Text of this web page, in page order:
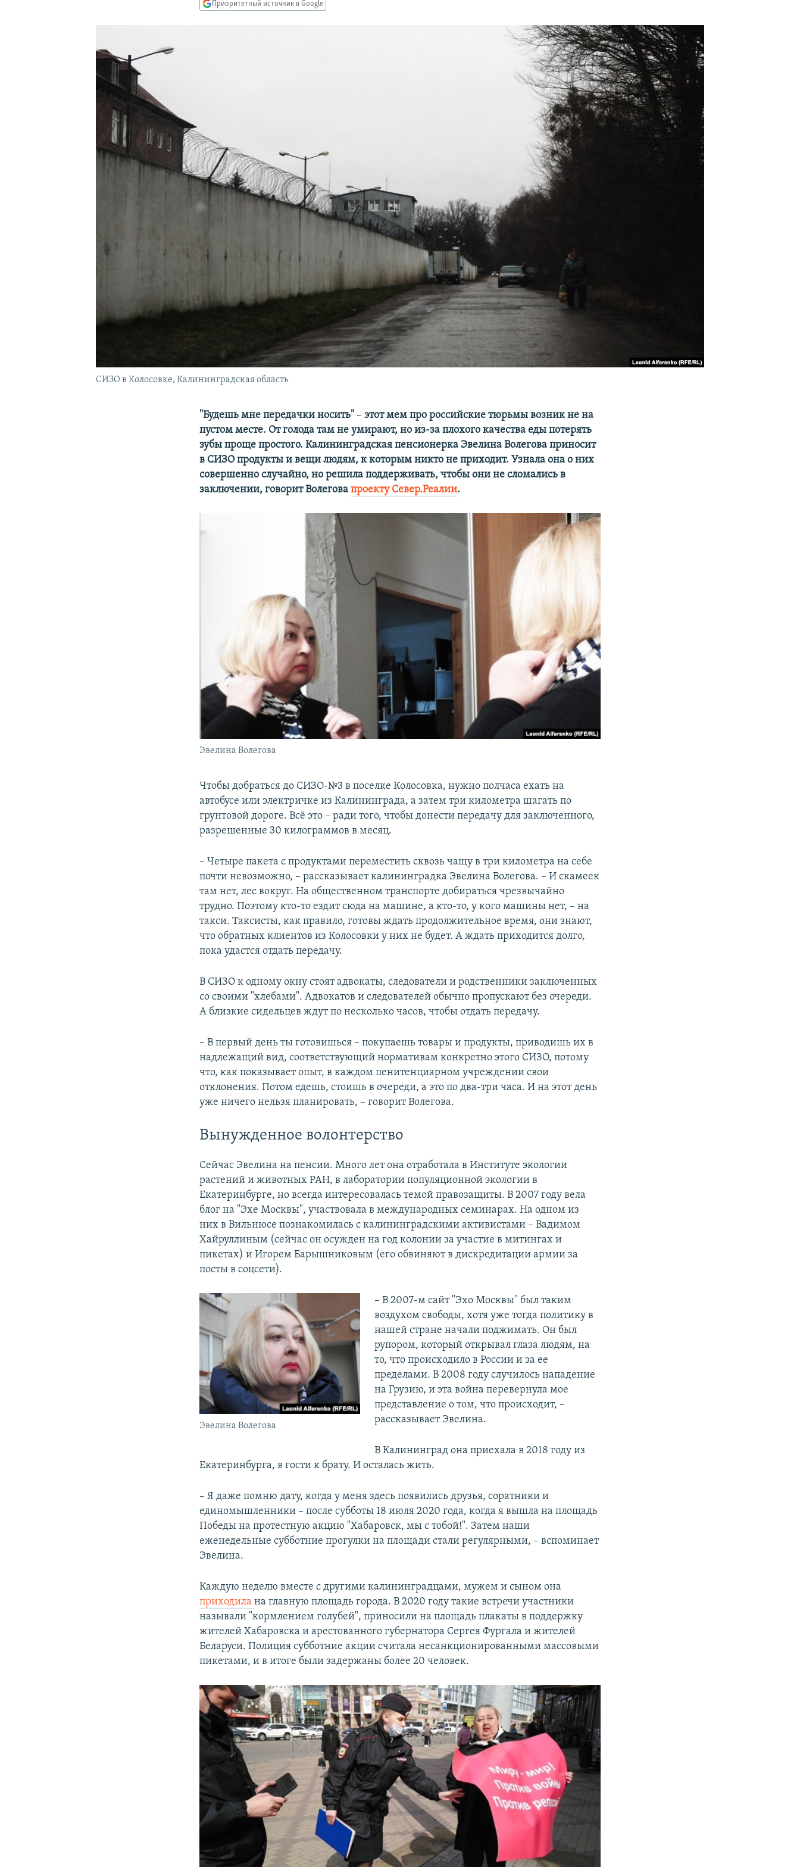
Приоритетный источник в Google
СИЗО в Колосовке, Калининградская область
"Будешь мне передачки носить" – этот мем про российские тюрьмы возник не на
пустом месте. От голода там не умирают, но из-за плохого качества еды потерять
зубы проще простого. ​Калининградскаяпенсионерка Эвелина Волеговаприносит
в СИЗОпродукты и вещи людям, к которым никто не приходит. Узнала она о них
совершенно случайно, но решила поддерживать, чтобы они не сломались в
заключении, говорит Волеговапроекту Север.Реалии.
Эвелина Волегова
Чтобы добраться до СИЗО-№3 в поселке Колосовка, нужно полчаса ехать на
автобусе или электричке из Калининграда, а затем три километра шагать по
грунтовой дороге. Всё это – ради того, чтобы донести передачу для заключенного,
разрешенные 30 килограммов в месяц.
– Четыре пакета с продуктами переместить сквозь чащу в три километра на себе
почти невозможно, – рассказывает калининградка Эвелина Волегова. – И скамеек
там нет, лес вокруг. На общественном транспорте добираться чрезвычайно
трудно. Поэтому кто-то ездит сюда на машине, а кто-то, у кого машины нет, – на
такси. Таксисты, как правило, готовы ждать продолжительное время, они знают,
что обратных клиентов из Колосовки у них не будет. А ждать приходится долго,
пока удастся отдать передачу.
В СИЗО к одному окну стоят адвокаты, следователи и родственники заключенных
со своими "хлебами". Адвокатов и следователей обычно пропускают без очереди.
А близкие сидельцев ждут по несколько часов, чтобы отдать передачу.
– В первый день ты готовишься – покупаешь товары и продукты, приводишь их в
надлежащий вид, соответствующий нормативам конкретно этого СИЗО, потому
что, как показывает опыт, в каждом пенитенциарном учреждении свои
отклонения. Потом едешь, стоишь в очереди, а это по два-три часа. И на этот день
уже ничего нельзя планировать, – говорит Волегова.
Вынужденное волонтерство
Сейчас Эвелина на пенсии. Много лет она отработала в Институте экологии
растений и животных РАН, в лаборатории популяционной экологии в
Екатеринбурге, но всегда интересовалась темой правозащиты. В 2007 году вела
блог на "Эхе Москвы", участвовала в международных семинарах. На одном из
них в Вильнюсе познакомилась с калининградскими активистами – Вадимом
Хайруллиным (сейчас он осужден на год колонии за участие в митингах и
пикетах) и Игорем Барышниковым (его обвиняют в дискредитации армии за
посты в соцсети).
Эвелина Волегова
– В 2007-м сайт "Эхо Москвы" был таким
воздухом свободы, хотя уже тогда политику в
нашей стране начали поджимать. Он был
рупором, который открывал глаза людям, на
то, что происходило в России и за ее
пределами. В 2008 году случилось нападение
на Грузию, и эта война перевернула мое
представление о том, что происходит, –
рассказывает Эвелина.
В Калининград она приехала в 2018 году из
Екатеринбурга, в гости к брату. И осталась жить.
– Я даже помню дату, когда у меня здесь появились друзья, соратники и
единомышленники – после субботы 18 июля 2020 года, когда я вышла на площадь
Победы на протестную акцию "Хабаровск, мы с тобой!". Затем наши
еженедельные субботние прогулки на площади стали регулярными, – вспоминает
Эвелина.
Каждую неделю вместе с другими калининградцами, мужем и сыном она
приходилана главную площадь города. В 2020 году такие встречи участники
называли "кормлением голубей", приносили на площадь плакаты в поддержку
жителей Хабаровска и арестованного губернатора Сергея Фургала и жителей
Беларуси. Полиция субботние акции считала несанкционированными массовыми
пикетами, и в итоге были задержаны более 20 человек.